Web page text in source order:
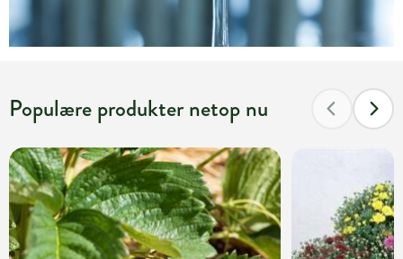
Populære produkter netop nu